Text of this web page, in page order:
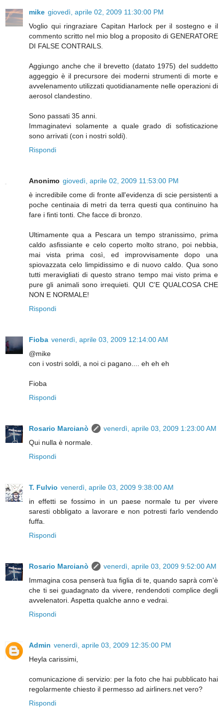
mike giovedì, aprile 02, 2009 11:30:00 PM
Voglio qui ringraziare Capitan Harlock per il sostegno e il
commento scritto nel mio blog a proposito di GENERATORE
DI FALSE CONTRAILS.
Aggiungo anche che il brevetto (datato 1975) del suddetto
aggeggio è il precursore dei moderni strumenti di morte e
avvelenamento utilizzati quotidianamente nelle operazioni di
aerosol clandestino.
Sono passati 35 anni.
Immaginatevi solamente a quale grado di sofisticazione
sono arrivati (con i nostri soldi).
Rispondi
Anonimo giovedì, aprile 02, 2009 11:53:00 PM
è incredibile come di fronte all'evidenza di scie persistenti a
poche centinaia di metri da terra questi qua continuino ha
fare i finti tonti. Che facce di bronzo.
Ultimamente qua a Pescara un tempo stranissimo, prima
caldo asfissiante e celo coperto molto strano, poi nebbia,
mai vista prima così, ed improvvisamente dopo una
spiovazzata celo limpidissimo e di nuovo caldo. Qua sono
tutti meravigliati di questo strano tempo mai visto prima e
pure gli animali sono irrequieti. QUI C'E QUALCOSA CHE
NON E NORMALE!
Rispondi
Fioba venerdì, aprile 03, 2009 12:14:00 AM
@mike
con i vostri soldi, a noi ci pagano.... eh eh eh
Fioba
Rispondi
Rosario Marcianò
venerdì, aprile 03, 2009 1:23:00 AM
Qui nulla è normale.
Rispondi
T. Fulvio venerdì, aprile 03, 2009 9:38:00 AM
in effetti se fossimo in un paese normale tu per vivere
saresti obbligato a lavorare e non potresti farlo vendendo
fuffa.
Rispondi
Rosario Marcianò
venerdì, aprile 03, 2009 9:52:00 AM
Immagina cosa penserà tua figlia di te, quando saprà com'è
che ti sei guadagnato da vivere, rendendoti complice degli
avvelenatori. Aspetta qualche anno e vedrai.
Rispondi
Admin venerdì, aprile 03, 2009 12:35:00 PM
Heyla carissimi,
comunicazione di servizio: per la foto che hai pubblicato hai
regolarmente chiesto il permesso ad airliners.net vero?
Rispondi